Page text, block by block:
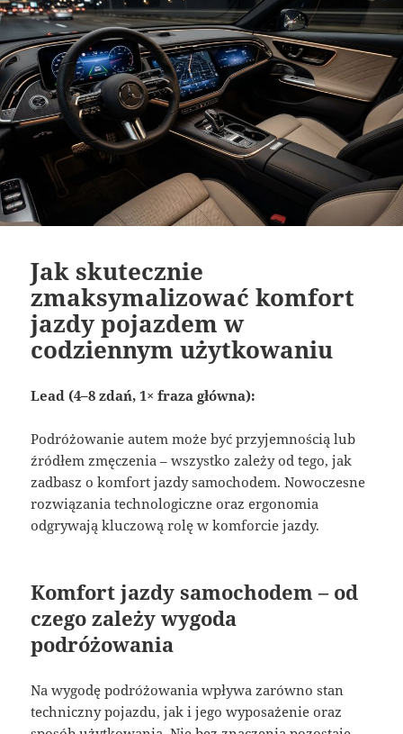
Jak skutecznie
zmaksymalizować komfort
jazdy pojazdem w
codziennym użytkowaniu
Lead (4–8 zdań, 1× fraza główna):
Podróżowanie autem może być przyjemnością lub
źródłem zmęczenia – wszystko zależy od tego, jak
zadbasz o komfort jazdy samochodem. Nowoczesne
rozwiązania technologiczne oraz ergonomia
odgrywają kluczową rolę w komforcie jazdy.
Komfort jazdy samochodem – od
czego zależy wygoda
podróżowania
Na wygodę podróżowania wpływa zarówno stan
techniczny pojazdu, jak i jego wyposażenie oraz